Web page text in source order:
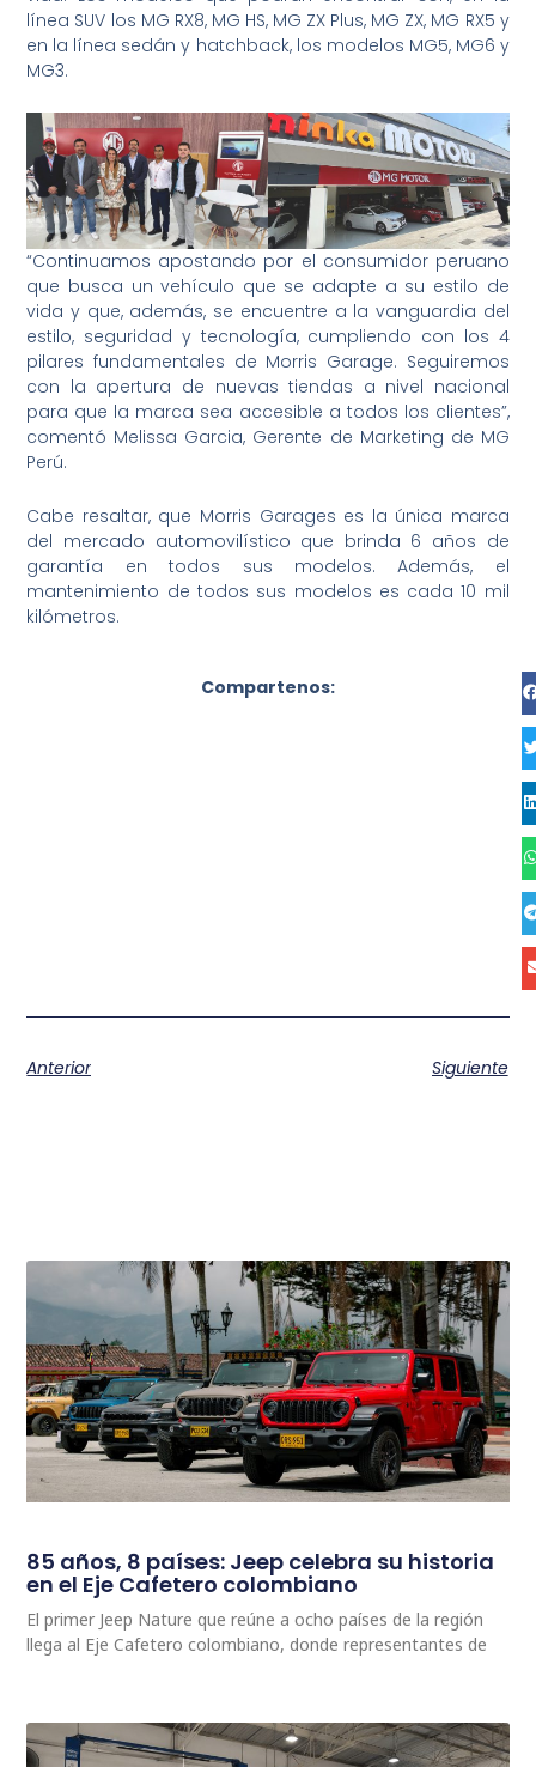
línea SUV los MG RX8, MG HS, MG ZX Plus, MG ZX, MG RX5 y
en la línea sedán y hatchback, los modelos MG5, MG6 y
MG3.
“Continuamos apostando por el consumidor peruano
que busca un vehículo que se adapte a su estilo de
vida y que, además, se encuentre a la vanguardia del
estilo, seguridad y tecnología, cumpliendo con los 4
pilares fundamentales de Morris Garage. Seguiremos
con la apertura de nuevas tiendas a nivel nacional
para que la marca sea accesible a todos los clientes”,
comentó Melissa Garcia, Gerente de Marketing de MG
Perú.
Cabe resaltar, que Morris Garages es la única marca
del mercado automovilístico que brinda 6 años de
garantía en todos sus modelos. Además, el
mantenimiento de todos sus modelos es cada 10 mil
kilómetros.
Compartenos:
Anterior Siguiente
85 años, 8 países: Jeep celebra su historia
en el Eje Cafetero colombiano
El primer Jeep Nature que reúne a ocho países de la región
llega al Eje Cafetero colombiano, donde representantes de